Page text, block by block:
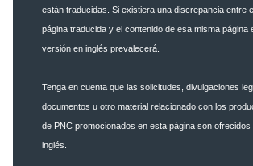
están traducidas. Si existiera una discrepancia entre
página traducida y el contenido de esa misma página
versión en inglés prevalecerá.
Tenga en cuenta que las solicitudes, divulgaciones
documentos u otro material relacionado con los
de PNC promocionados en esta página son ofrecidos
inglés.